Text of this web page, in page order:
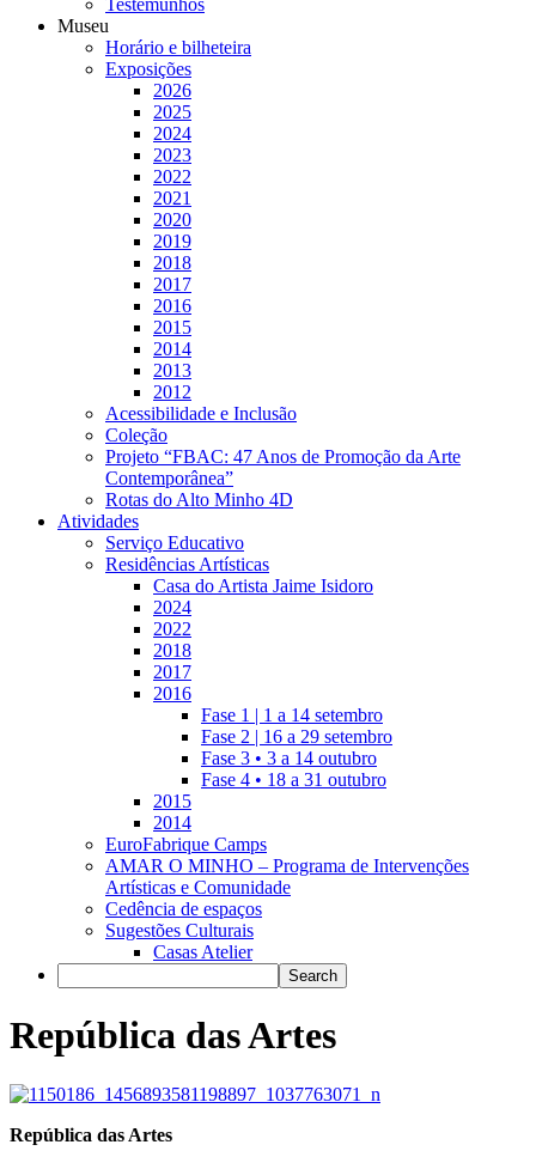
Testemunhos
Museu
Horário e bilheteira
Exposições
2026
2025
2024
2023
2022
2021
2020
2019
2018
2017
2016
2015
2014
2013
2012
Acessibilidade e Inclusão
Coleção
Projeto “FBAC: 47 Anos de Promoção da Arte
Contemporânea”
Rotas do Alto Minho 4D
Atividades
Serviço Educativo
Residências Artísticas
Casa do Artista Jaime Isidoro
2024
2022
2018
2017
2016
Fase 1 | 1 a 14 setembro
Fase 2 | 16 a 29 setembro
Fase 3 • 3 a 14 outubro
Fase 4 • 18 a 31 outubro
2015
2014
EuroFabrique Camps
AMAR O MINHO – Programa de Intervenções
Artísticas e Comunidade
Cedência de espaços
Sugestões Culturais
Casas Atelier
República das Artes
República das Artes